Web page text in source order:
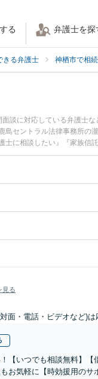
る 弁護士を探
きる弁護士 神栖市で相
談に対応している弁護士
セントラル法律事務所の
に相談したい』『家族信
困りの相談者さんにおすす
見る
面・電話・ビデオなど)は
【いつでも相談無料】
お気軽に【時効援用のサ